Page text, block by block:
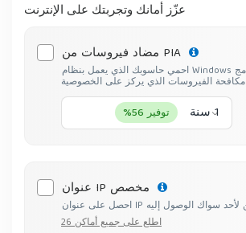
عزّز أمانك وتجربتك على الإنترنت
مضاد فيروسات من PIA
احمي حاسوبك الذي يعمل بنظام Windows بشكل كامل مع برنامج
مكافحة الفيروسات الذي يركز على الخصوصية
1 سنة توفير 56%
عنوان IP مخصص
اطلع على جميع أماكن 26